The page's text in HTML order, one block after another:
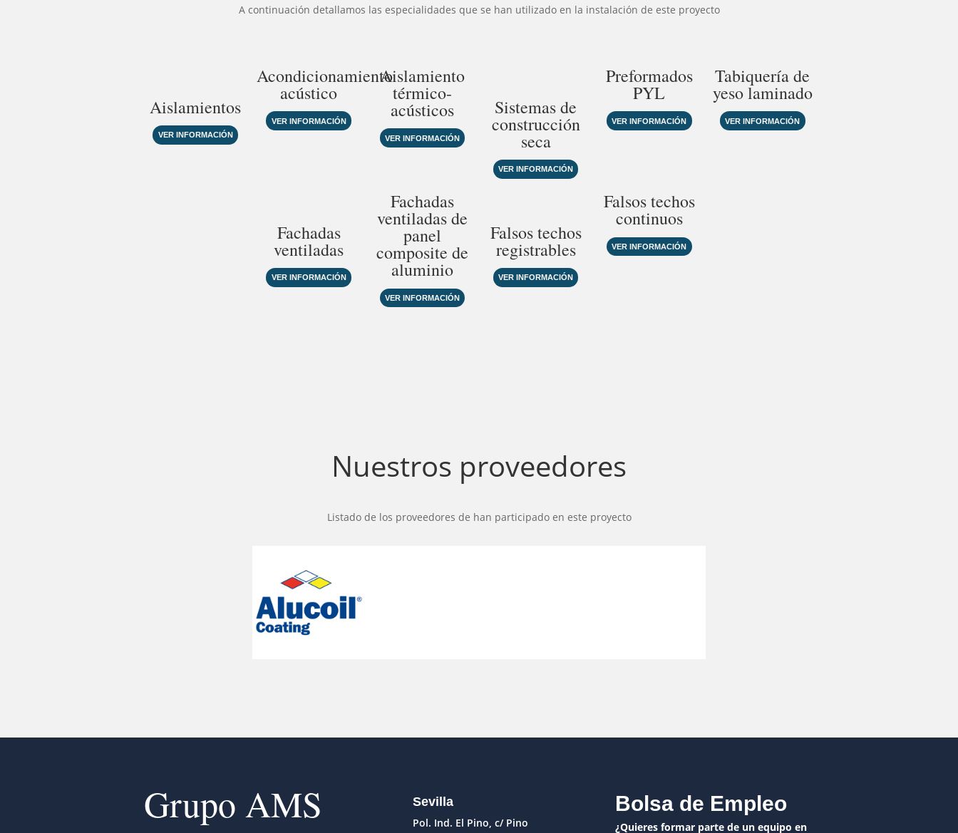
A continuación detallamos las especialidades que se han utilizado en la instalación de este proyecto
Aislamientos
VER INFORMACIÓN
Acondicionamiento
acústico
VER INFORMACIÓN
Aislamiento
térmico-
acústicos
VER INFORMACIÓN
Sistemas de
construcción
seca
VER INFORMACIÓN
Preformados
PYL
VER INFORMACIÓN
Tabiquería de
yeso laminado
VER INFORMACIÓN
Fachadas
ventiladas
VER INFORMACIÓN
Fachadas
ventiladas de
panel
composite de
aluminio
VER INFORMACIÓN
Falsos techos
registrables
VER INFORMACIÓN
Falsos techos
continuos
VER INFORMACIÓN
Nuestros proveedores
Listado de los proveedores de han participado en este proyecto
Grupo AMS Sevilla
Pol. Ind. El Pino, c/ Pino
Bolsa de Empleo
¿Quieres formar parte de un equipo en